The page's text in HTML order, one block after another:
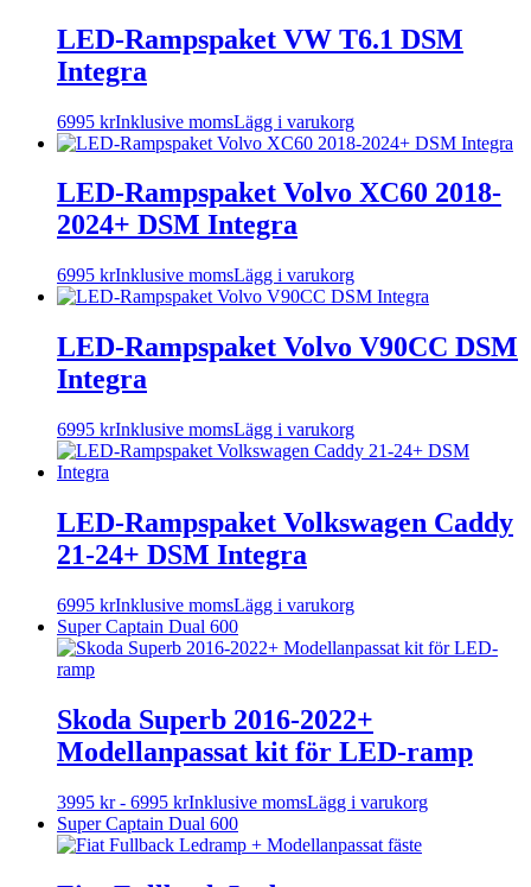
LED-Rampspaket VW T6.1 DSM
Integra
6995 krInklusive momsLägg i varukorg
LED-Rampspaket Volvo XC60 2018-
2024+ DSM Integra
6995 krInklusive momsLägg i varukorg
LED-Rampspaket Volvo V90CC DSM
Integra
6995 krInklusive momsLägg i varukorg
LED-Rampspaket Volkswagen Caddy
21-24+ DSM Integra
6995 krInklusive momsLägg i varukorg
Super Captain Dual 600
Skoda Superb 2016-2022+
Modellanpassat kit för LED-ramp
3995 kr- 6995 krInklusive momsLägg i varukorgDen
Super Captain Dual 600